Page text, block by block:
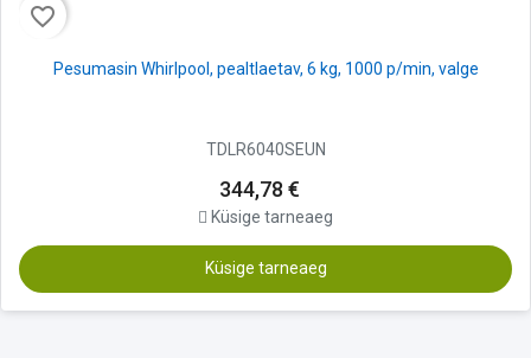
favorite_border
Pesumasin Whirlpool, pealtlaetav, 6 kg, 1000 p/min, valge
TDLR6040SEUN
344,78 €
Küsige tarneaeg
Küsige tarneaeg